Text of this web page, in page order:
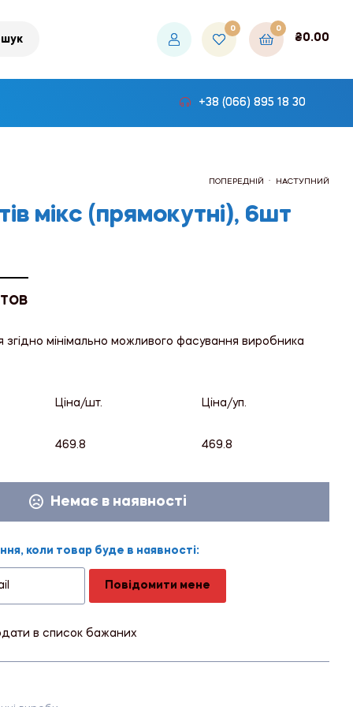
0 0
₴0.00
+38 (066) 895 18 30
ПОПЕРЕДНІЙ НАСТУПНИЙ
мікс (прямокутні), 6шт
ТОВ
згідно мінімально можливого фасування виробника
Ціна/шт. Ціна/уп.
469.8 469.8
Немає в наявності
коли товар буде в наявності:
Повідомити мене
в список бажаних